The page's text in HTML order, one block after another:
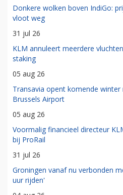
Donkere wolken boven IndiGo:
vloot weg
31 jul 26
KLM annuleert meerdere
staking
05 aug 26
Transavia opent komende
Brussels Airport
05 aug 26
Voormalig financieel directeur
bij ProRail
31 jul 26
Groningen vanaf nu verbonden
uur rijden'